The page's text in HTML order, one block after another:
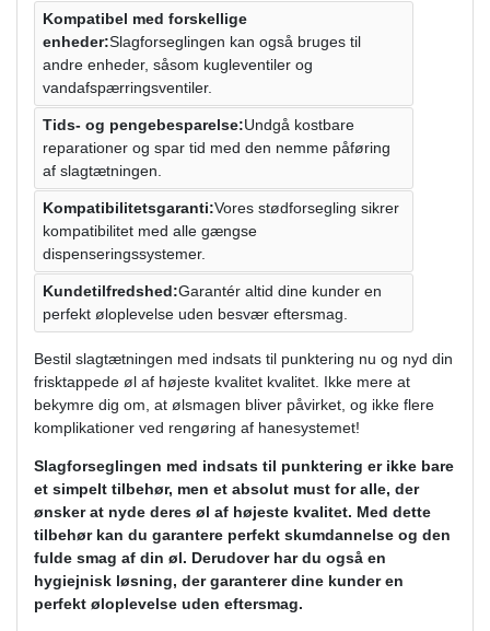
Kompatibel med forskellige
enheder:Slagforseglingen kan også bruges til
andre enheder, såsom kugleventiler og
vandafspærringsventiler.
Tids- og pengebesparelse:Undgå kostbare
reparationer og spar tid med den nemme påføring
af slagtætningen.
Kompatibilitetsgaranti:Vores stødforsegling sikrer
kompatibilitet med alle gængse
dispenseringssystemer.
Kundetilfredshed:Garantér altid dine kunder en
perfekt øloplevelse uden besvær eftersmag.
Bestil slagtætningen med indsats til punktering nu og nyd din
frisktappede øl af højeste kvalitet kvalitet. Ikke mere at
bekymre dig om, at ølsmagen bliver påvirket, og ikke flere
komplikationer ved rengøring af hanesystemet!
Slagforseglingen med indsats til punktering er ikke bare
et simpelt tilbehør, men et absolut must for alle, der
ønsker at nyde deres øl af højeste kvalitet. Med dette
tilbehør kan du garantere perfekt skumdannelse og den
fulde smag af din øl. Derudover har du også en
hygiejnisk løsning, der garanterer dine kunder en
perfekt øloplevelse uden eftersmag.